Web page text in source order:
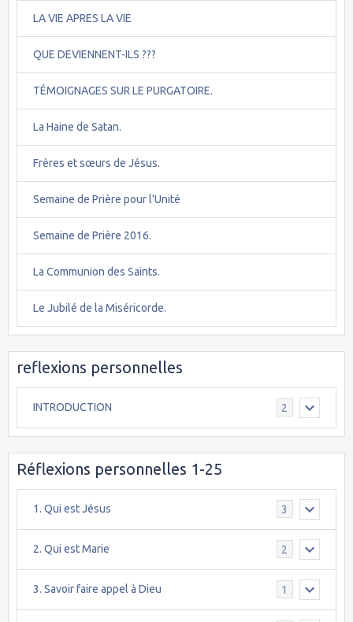
LA VIE APRES LA VIE
QUE DEVIENNENT-ILS ???
TÉMOIGNAGES SUR LE PURGATOIRE.
La Haine de Satan.
Frères et sœurs de Jésus.
Semaine de Prière pour l'Unité
Semaine de Prière 2016.
La Communion des Saints.
Le Jubilé de la Miséricorde.
reflexions personnelles
INTRODUCTION 2
Réflexions personnelles 1-25
1. Qui est Jésus 3
2. Qui est Marie 2
3. Savoir faire appel à Dieu 1